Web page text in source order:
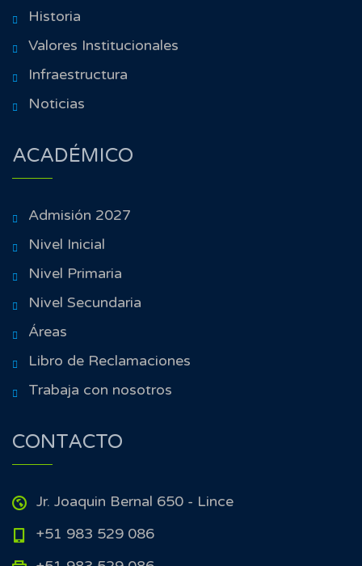
Historia
Valores Institucionales
Infraestructura
Noticias
ACADÉMICO
Admisión 2027
Nivel Inicial
Nivel Primaria
Nivel Secundaria
Áreas
Libro de Reclamaciones
Trabaja con nosotros
CONTACTO
Jr. Joaquin Bernal 650 - Lince
+51 983 529 086